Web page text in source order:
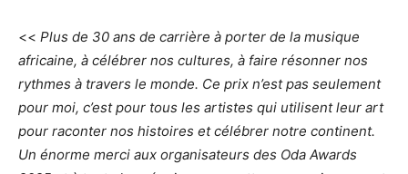
<< Plus de 30 ans de carrière à porter de la musique
africaine, à célébrer nos cultures, à faire résonner nos
rythmes à travers le monde. Ce prix n’est pas seulement
pour moi, c’est pour tous les artistes qui utilisent leur art
pour raconter nos histoires et célébrer notre continent.
Un énorme merci aux organisateurs des Oda Awards